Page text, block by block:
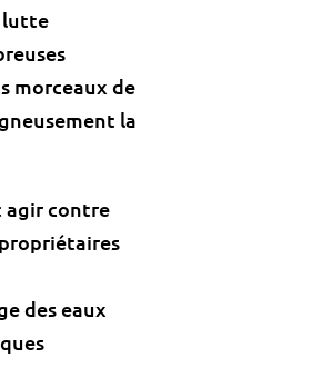
lutte
morceaux de
la
agir contre
des eaux